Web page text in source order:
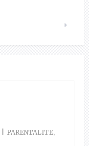
PARENTALITE,